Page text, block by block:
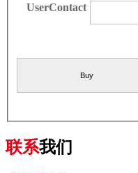
UserContact
联系我们